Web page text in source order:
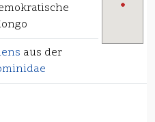
aus der